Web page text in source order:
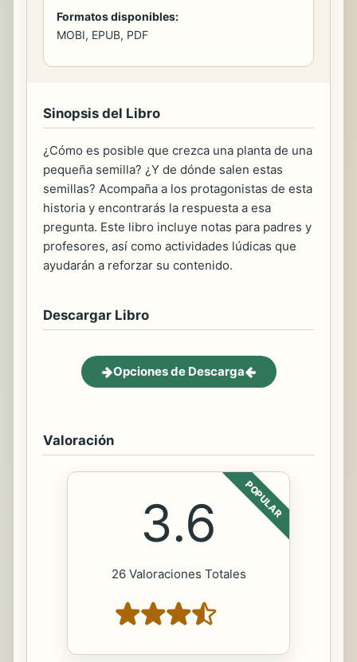
Formatos disponibles:
MOBI, EPUB, PDF
Sinopsis del Libro
¿Cómo es posible que crezca una planta de una
pequeña semilla? ¿Y de dónde salen estas
semillas? Acompaña a los protagonistas de esta
historia y encontrarás la respuesta a esa
pregunta. Este libro incluye notas para padres y
profesores, así como actividades lúdicas que
ayudarán a reforzar su contenido.
Descargar Libro
Opciones de Descarga
Valoración
POPULAR
3.6
26 Valoraciones Totales